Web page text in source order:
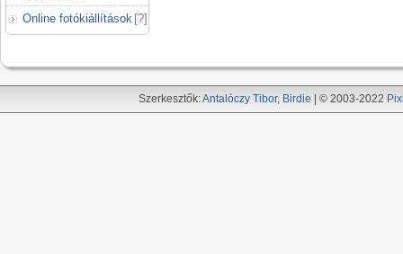
Online fotókiállítások [?]
Szerkesztők:Antalóczy Tibor, Birdie | © 2003-2022